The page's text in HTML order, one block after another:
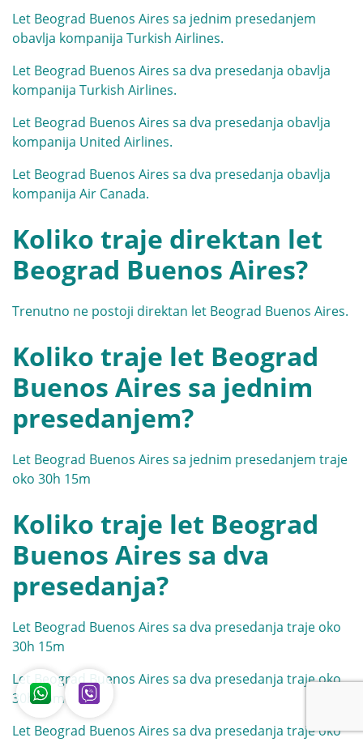
Let Beograd Buenos Aires sa jednim presedanjem
obavlja kompanija Turkish Airlines.
Let Beograd Buenos Aires sa dva presedanja obavlja
kompanija Turkish Airlines.
Let Beograd Buenos Aires sa dva presedanja obavlja
kompanija United Airlines.
Let Beograd Buenos Aires sa dva presedanja obavlja
kompanija Air Canada.
Koliko traje direktan let
Beograd Buenos Aires?
Trenutno ne postoji direktan let Beograd Buenos Aires.
Koliko traje let Beograd
Buenos Aires sa jednim
presedanjem?
Let Beograd Buenos Aires sa jednim presedanjem traje
oko 30h 15m
Koliko traje let Beograd
Buenos Aires sa dva
presedanja?
Let Beograd Buenos Aires sa dva presedanja traje oko
30h 15m
Let Beograd Buenos Aires sa dva presedanja traje oko
30h 15m
Let Beograd Buenos Aires sa dva presedanja traje oko